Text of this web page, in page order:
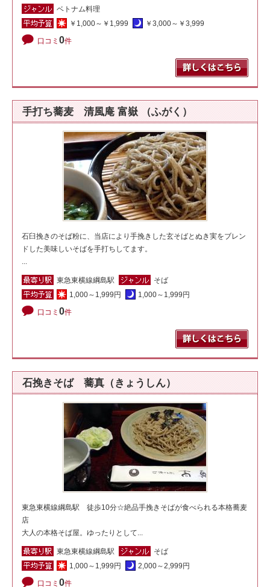
ベトナム料理
￥1,000～￥1,999
￥3,000～￥3,999
口コミ 0件
手打ち蕎麦 清風庵 富嶽 （ふがく）
石臼挽きのそば粉に、当店により手挽きした玄そばとぬき実をブレン
ドした美味しいそばを手打ちしてます。
...
東急東横線綱島駅
そば
1,000～1,999円
1,000～1,999円
口コミ 0件
石挽きそば 蕎真（きょうしん）
東急東横線綱島駅 徒歩10分☆絶品手挽きそばが食べられる本格蕎麦
店
大人の本格そば屋。ゆったりとして...
東急東横線綱島駅
そば
1,000～1,999円
2,000～2,999円
口コミ 0件